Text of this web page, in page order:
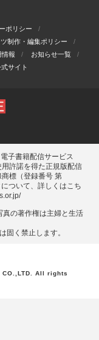
ポリシー
制作・編集ポリシー
情報
お知らせ一覧
サイト
子書籍配信サービス
許諾を得た正規版配信
標（登録番号 第
ついて、詳しくはこち
の著作権は主婦と⽣活
固く禁⽌します。
CO.,LTD. All rights